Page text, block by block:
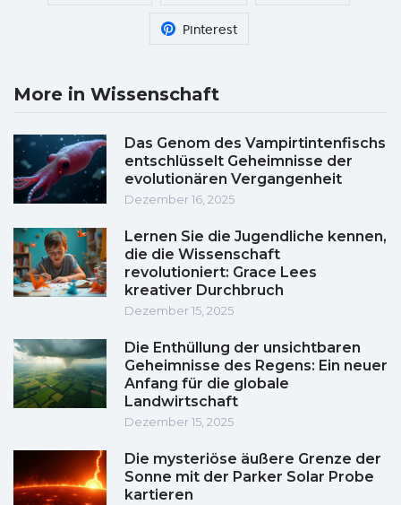
Pinterest
More in Wissenschaft
Das Genom des Vampirtintenfischs
entschlüsselt Geheimnisse der
evolutionären Vergangenheit
Dezember 16, 2025
Lernen Sie die Jugendliche kennen,
die die Wissenschaft
revolutioniert: Grace Lees
kreativer Durchbruch
Dezember 15, 2025
Die Enthüllung der unsichtbaren
Geheimnisse des Regens: Ein neuer
Anfang für die globale
Landwirtschaft
Dezember 15, 2025
Die mysteriöse äußere Grenze der
Sonne mit der Parker Solar Probe
kartieren